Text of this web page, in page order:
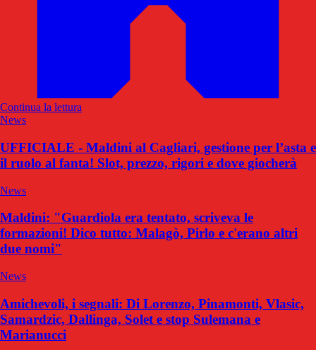
Continua la lettura
News
UFFICIALE - Maldini al Cagliari, gestione per l’asta e
il ruolo al fanta! Slot, prezzo, rigori e dove giocherà
News
Maldini: "Guardiola era tentato, scriveva le
formazioni! Dico tutto: Malagò, Pirlo e c'erano altri
due nomi"
News
Amichevoli, i segnali: Di Lorenzo, Pinamonti, Vlasic,
Samardzic, Dallinga, Solet e stop Sulemana e
Marianucci